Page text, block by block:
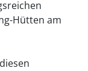
Hütten am